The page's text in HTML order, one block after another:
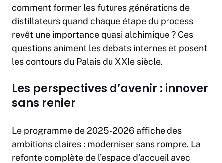
comment former les futures générations de
distillateurs quand chaque étape du process
revêt une importance quasi alchimique ? Ces
questions animent les débats internes et posent
les contours du Palais du XXIe siècle.
Les perspectives d’avenir : innover
sans renier
Le programme de 2025-2026 affiche des
ambitions claires : moderniser sans rompre. La
refonte complète de l’espace d’accueil avec